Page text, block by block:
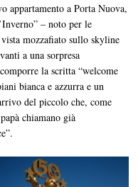
appartamento a Porta Nuova,
– noto per le
mozzafiato sullo skyline
a una sorpresa
la scritta “welcome
bianca e azzurra e un
del piccolo che, come
chiamano già